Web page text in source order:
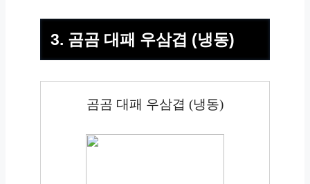
3. 곰곰 대패 우삼겹 (냉동)
곰곰 대패 우삼겹 (냉동)